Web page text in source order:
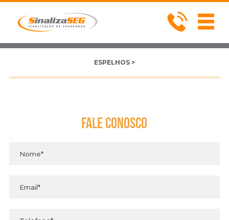
ESPELHOS >
FaleConosco